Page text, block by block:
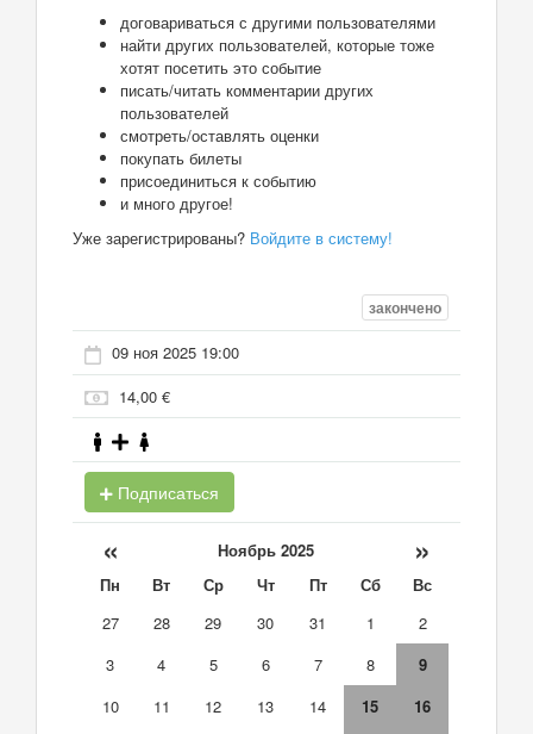
договариваться с другими пользователями
найти других пользователей, которые тоже
хотят посетить это событие
писать/читать комментарии других
пользователей
смотреть/оставлять оценки
покупать билеты
присоединиться к событию
и много другое!
Уже зарегистрированы? Войдите в систему!
закончено
09 ноя 2025 19:00
14,00 €
Подписаться
« Ноябрь 2025 »
Пн Вт Ср Чт Пт Сб
Вс
27
28 29 30 31 1
2
3
4 5 6 7 8
9
10
11 12 13 14 15
16